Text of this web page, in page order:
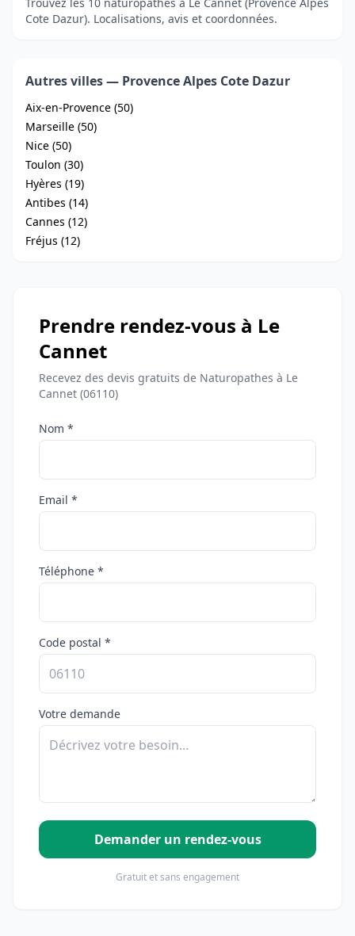
Cote Dazur). Localisations, avis et coordonnées.
Autres villes — Provence Alpes Cote Dazur
Aix-en-Provence (50)
Marseille (50)
Nice (50)
Toulon (30)
Hyères (19)
Antibes (14)
Cannes (12)
Fréjus (12)
Prendre rendez-vous à Le
Cannet
Recevez des devis gratuits de Naturopathes à Le
Cannet (06110)
Nom *
Email *
Téléphone *
Code postal *
Votre demande
Demander un rendez-vous
Gratuit et sans engagement